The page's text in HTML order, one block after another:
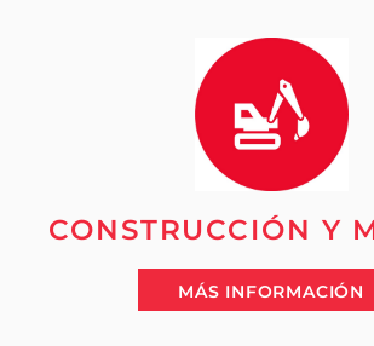
CONSTRUCCIÓN Y
MÁS INFORMACIÓN